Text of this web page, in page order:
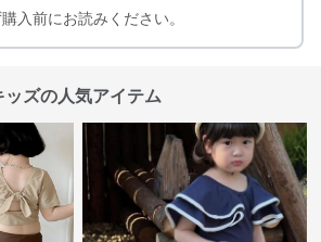
入前にお読みください。
ッズの人気アイテム